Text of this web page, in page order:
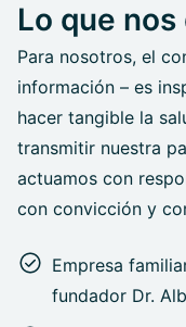
Lo que
Para nosotros, el
información – es
hacer tangible la
transmitir nuestra
actuamos con
con convicción y
Empresa
fundador Dr.